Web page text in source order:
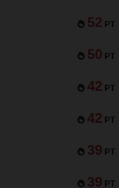
52 PT
50 PT
42 PT
42 PT
39 PT
39 PT